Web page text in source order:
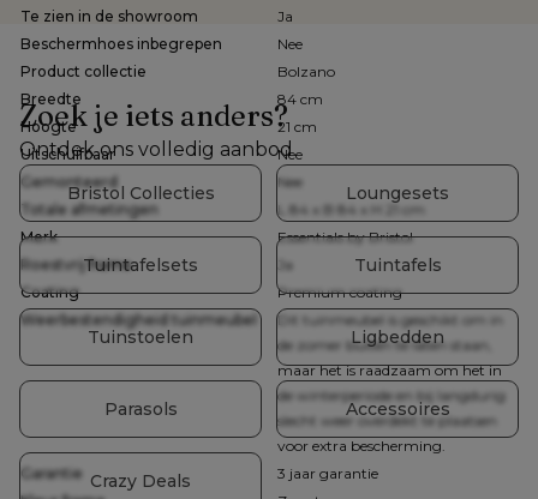
Te zien in de showroom
Ja
Beschermhoes inbegrepen
Nee
Product collectie
Bolzano
Breedte
84 cm
Hoogte
21 cm
Uitschuifbaar
Nee
Gemonteerd
Nee
Totale afmetingen
L 84 x B 84 x H 21 cm
Merk
Essentials by Bristol
Roestvrij frame
Ja
Coating
Premium coating
Weerbestendigheid tuinmeubel
Dit tuinmeubel is geschikt om in
de zomer buiten te laten staan,
maar het is raadzaam om het in
de winterperiode en bij langdurig
slecht weer overdekt te plaatsen
voor extra bescherming.
Garantie
3 jaar garantie
Zoek je iets anders?
Ontdek ons volledig aanbod
Bristol Collecties Loungesets
Tuintafelsets Tuintafels
Tuinstoelen Ligbedden
Parasols Accessoires
Crazy Deals